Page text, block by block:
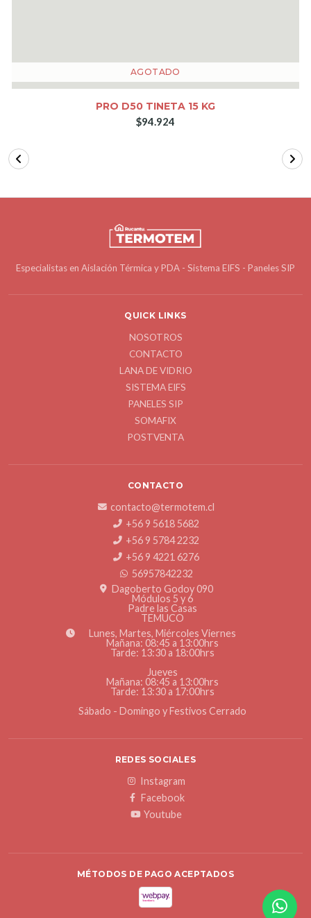
AGOTADO
PRO D50 TINETA 15 KG
$94.924
Especialistas en Aislación Térmica y PDA - Sistema EIFS - Paneles SIP
QUICK LINKS
NOSOTROS
CONTACTO
LANA DE VIDRIO
SISTEMA EIFS
PANELES SIP
SOMAFIX
POSTVENTA
CONTACTO
contacto@termotem.cl
+56 9 5618 5682
+56 9 5784 2232
+56 9 4221 6276
56957842232
Dagoberto Godoy 090
Módulos 5 y 6
Padre las Casas
TEMUCO
Lunes, Martes, Miércoles Viernes
Mañana: 08:45 a 13:00hrs
Tarde: 13:30 a 18:00hrs
Jueves
Mañana: 08:45 a 13:00hrs
Tarde: 13:30 a 17:00hrs
Sábado - Domingo y Festivos Cerrado
REDES SOCIALES
Instagram
Facebook
Youtube
MÉTODOS DE PAGO ACEPTADOS